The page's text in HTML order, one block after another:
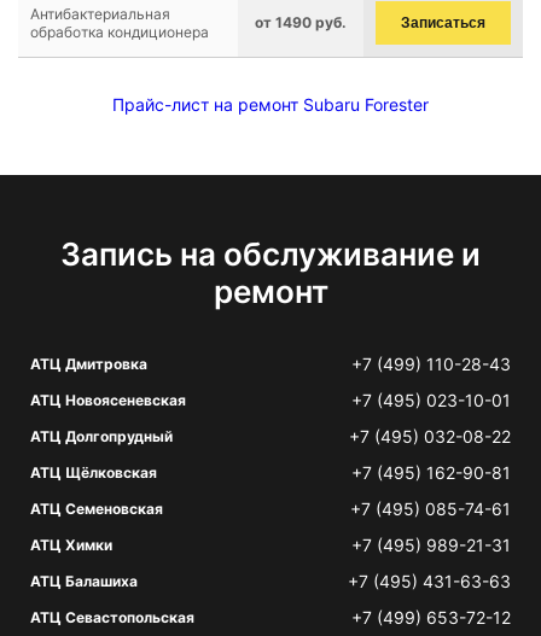
Антибактериальная
обработка кондиционера
от 1490 руб. Записаться
Прайс-лист на ремонт Subaru Forester
Запись на обслуживание и
ремонт
АТЦ Дмитровка +7 (499) 110-28-43
АТЦ Новоясеневская +7 (495) 023-10-01
АТЦ Долгопрудный +7 (495) 032-08-22
АТЦ Щёлковская +7 (495) 162-90-81
АТЦ Семеновская +7 (495) 085-74-61
АТЦ Химки +7 (495) 989-21-31
АТЦ Балашиха +7 (495) 431-63-63
АТЦ Севастопольская +7 (499) 653-72-12